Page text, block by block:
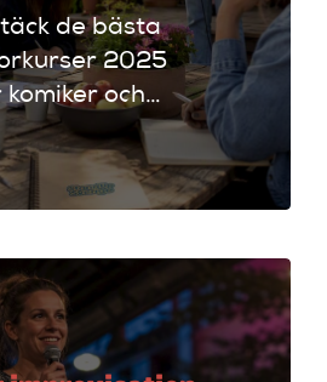
de bästa
2025
och
Lär dig
och få
med